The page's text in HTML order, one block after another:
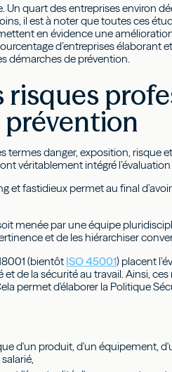
quart des entreprises environ
il est à noter que toutes ces
en évidence une
d’entreprises élaborant
démarches de prévention.
risques
prévention
termes danger, exposition, risque
véritablement intégré
et fastidieux permet au final
menée par une équipe
et de les hiérarchiser
(bientôt ISO 45001) placent
de la sécurité au travail. Ainsi,
permet d'élaborer la Politique
d'un produit, d'un équipement,